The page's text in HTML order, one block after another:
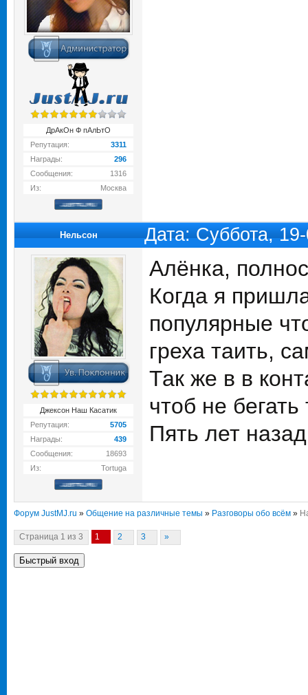
ДрАкОн Ф пАлЬтО
Репутация:
3311
Награды:
296
Сообщения:
1316
Из:
Москва
Нельсон Дата: Суббота,
Джексон Наш Касатик
Репутация:
5705
Награды:
439
Сообщения:
18693
Из:
Tortuga
Алёнка,
Когда я
популярные
греха таить,
Так же в в
чтоб не
Пять лет
Форум JustMJ.ru » Общение на различные темы » Разговоры обо всём »
Страница 1 из 3 1 2 3 »